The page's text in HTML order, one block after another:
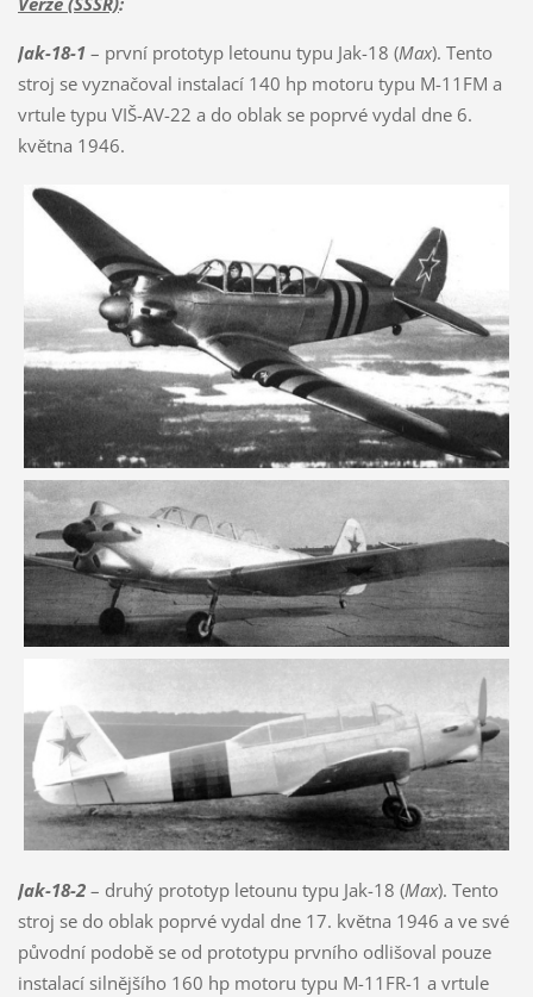
Jak-18-1 – první prototyp letounu typu Jak-18 (Max). Tento
stroj se vyznačoval instalací 140 hp motoru typu M-11FM a
vrtule typu VIŠ-AV-22 a do oblak se poprvé vydal dne 6.
května 1946.
Jak-18-2 – druhý prototyp letounu typu Jak-18 (Max). Tento
stroj se do oblak poprvé vydal dne 17. května 1946 a ve své
původní podobě se od prototypu prvního odlišoval pouze
instalací silnějšího 160 hp motoru typu M-11FR-1 a vrtule